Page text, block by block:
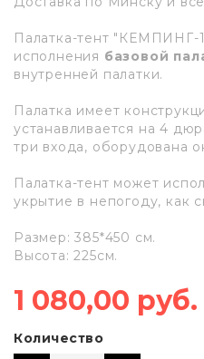
Палатка-тент "КЕМПИНГ-
исполнения базовой
внутренней палатки.
Палатка имеет
устанавливается на 4
три входа, оборудована
Палатка-тент может
укрытие в непогоду, как
Размер: 385*450 см.
Высота: 225см.
1 080,00 руб.
Количество